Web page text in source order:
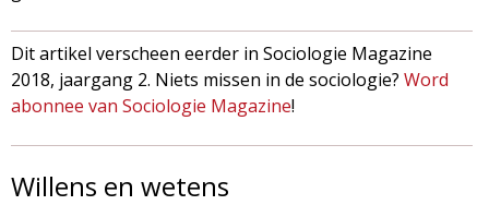
Dit artikel verscheen eerder in Sociologie Magazine
2018, jaargang 2. Niets missen in de sociologie? Word
abonnee van Sociologie Magazine!
Willens en wetens